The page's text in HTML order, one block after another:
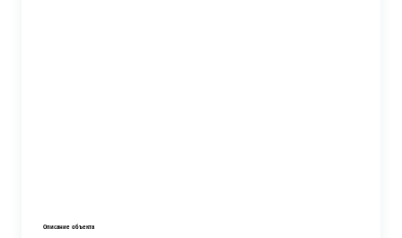
Описание объекта